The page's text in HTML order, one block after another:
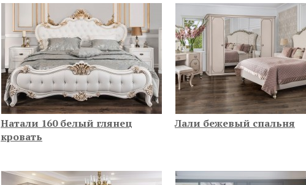
Натали 160 белый глянец
кровать
Лали бежевый спальня